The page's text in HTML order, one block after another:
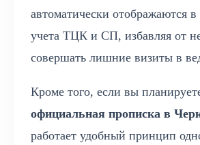
автоматически отображаются в
учета ТЦК и СП, избавляя от
совершать лишние визиты в
Кроме того, если вы
официальная прописка в
работает удобный принцип